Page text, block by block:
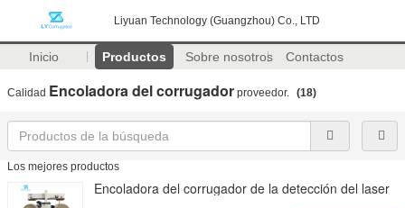
Liyuan Technology (Guangzhou) Co., LTD
Inicio Productos Sobre nosotros Contactos
Calidad Encoladora del corrugador proveedor. (18)
Los mejores productos
Encoladora del corrugador de la detección del laser